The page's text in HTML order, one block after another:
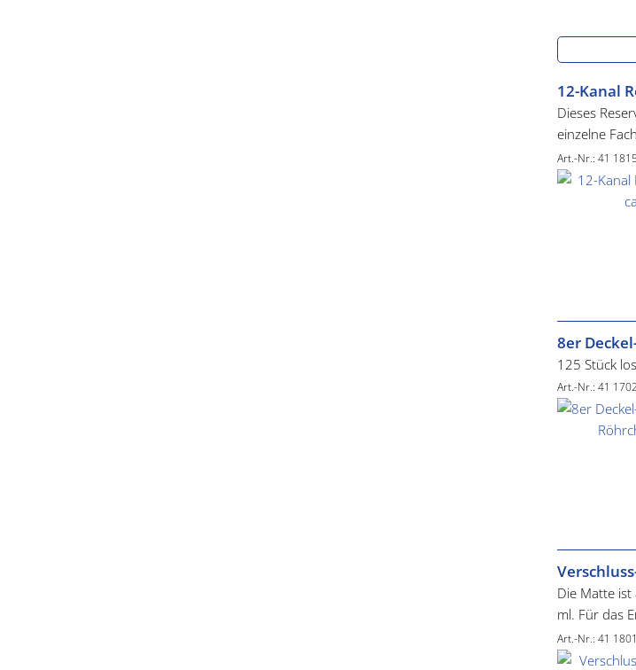
12-Kanal
Dieses
einzelne
Fächer
Proben. Es
Art.-Nr.: 41 1815
8er
125 Stück
Art.-Nr.: 41
Die Matte
ml. Für das
können die
sind ebenso
Art.-Nr.: 41